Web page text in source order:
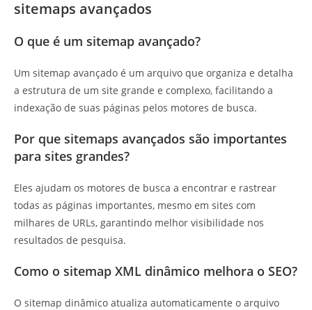
sitemaps avançados
O que é um sitemap avançado?
Um sitemap avançado é um arquivo que organiza e detalha
a estrutura de um site grande e complexo, facilitando a
indexação de suas páginas pelos motores de busca.
Por que sitemaps avançados são importantes
para sites grandes?
Eles ajudam os motores de busca a encontrar e rastrear
todas as páginas importantes, mesmo em sites com
milhares de URLs, garantindo melhor visibilidade nos
resultados de pesquisa.
Como o sitemap XML dinâmico melhora o SEO?
O sitemap dinâmico atualiza automaticamente o arquivo